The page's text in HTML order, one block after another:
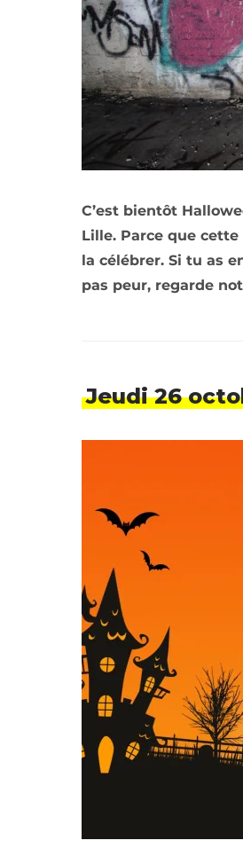
C’est bientôt
Lille. Parce que
la célébrer. Si tu as
pas peur, regarde
Jeudi 26